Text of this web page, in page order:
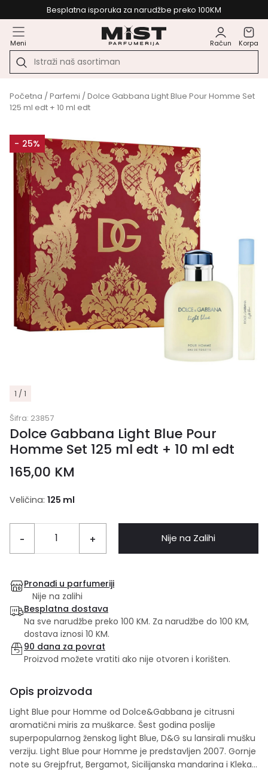
Besplatna isporuka za narudžbe preko 100KM
Meni Račun Korpa
Početna /Parfemi / Dolce Gabbana Light Blue Pour Homme Set
125 ml edt + 10 ml edt
- 25%
1 / 1
Šifra: 23857
Dolce Gabbana Light Blue Pour
Homme Set 125 ml edt + 10 ml edt
165,00 KM
Veličina: 125 ml
- + Nije na Zalihi
Pronađi u parfumeriji
Nije na zalihi
Besplatna dostava
Na sve narudžbe preko 100 KM. Za narudžbe do 100 KM,
dostava iznosi 10 KM.
90 dana za povrat
Proizvod možete vratiti ako nije otvoren i korišten.
Opis proizvoda
Light Blue pour Homme od Dolce&Gabbana je citrusni
aromatični miris za muškarce. Šest godina poslije
superpopularnog ženskog light Blue, D&G su lansirali mušku
verziju. Light Blue pour Homme je predstavljen 2007. Gornje
note su Grejpfrut, Bergamot, Sicilijanska mandarina i Kleka;